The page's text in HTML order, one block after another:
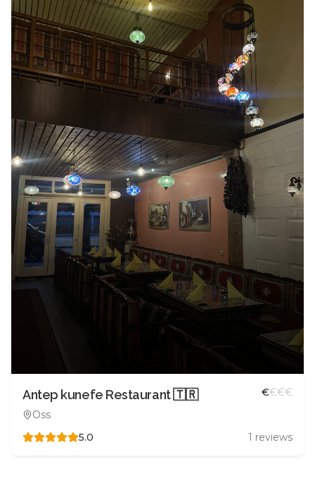
Antep kunefe Restaurant 🇹🇷
Oss
€€€€
5.0 1 reviews